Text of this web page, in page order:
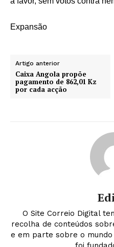
Expansão
Artigo anterior
Caixa Angola propõe
pagamento de 862,01 Kz
por cada acção
O Site Correio Digital
recolha de conteúdos
e em parte sobre o